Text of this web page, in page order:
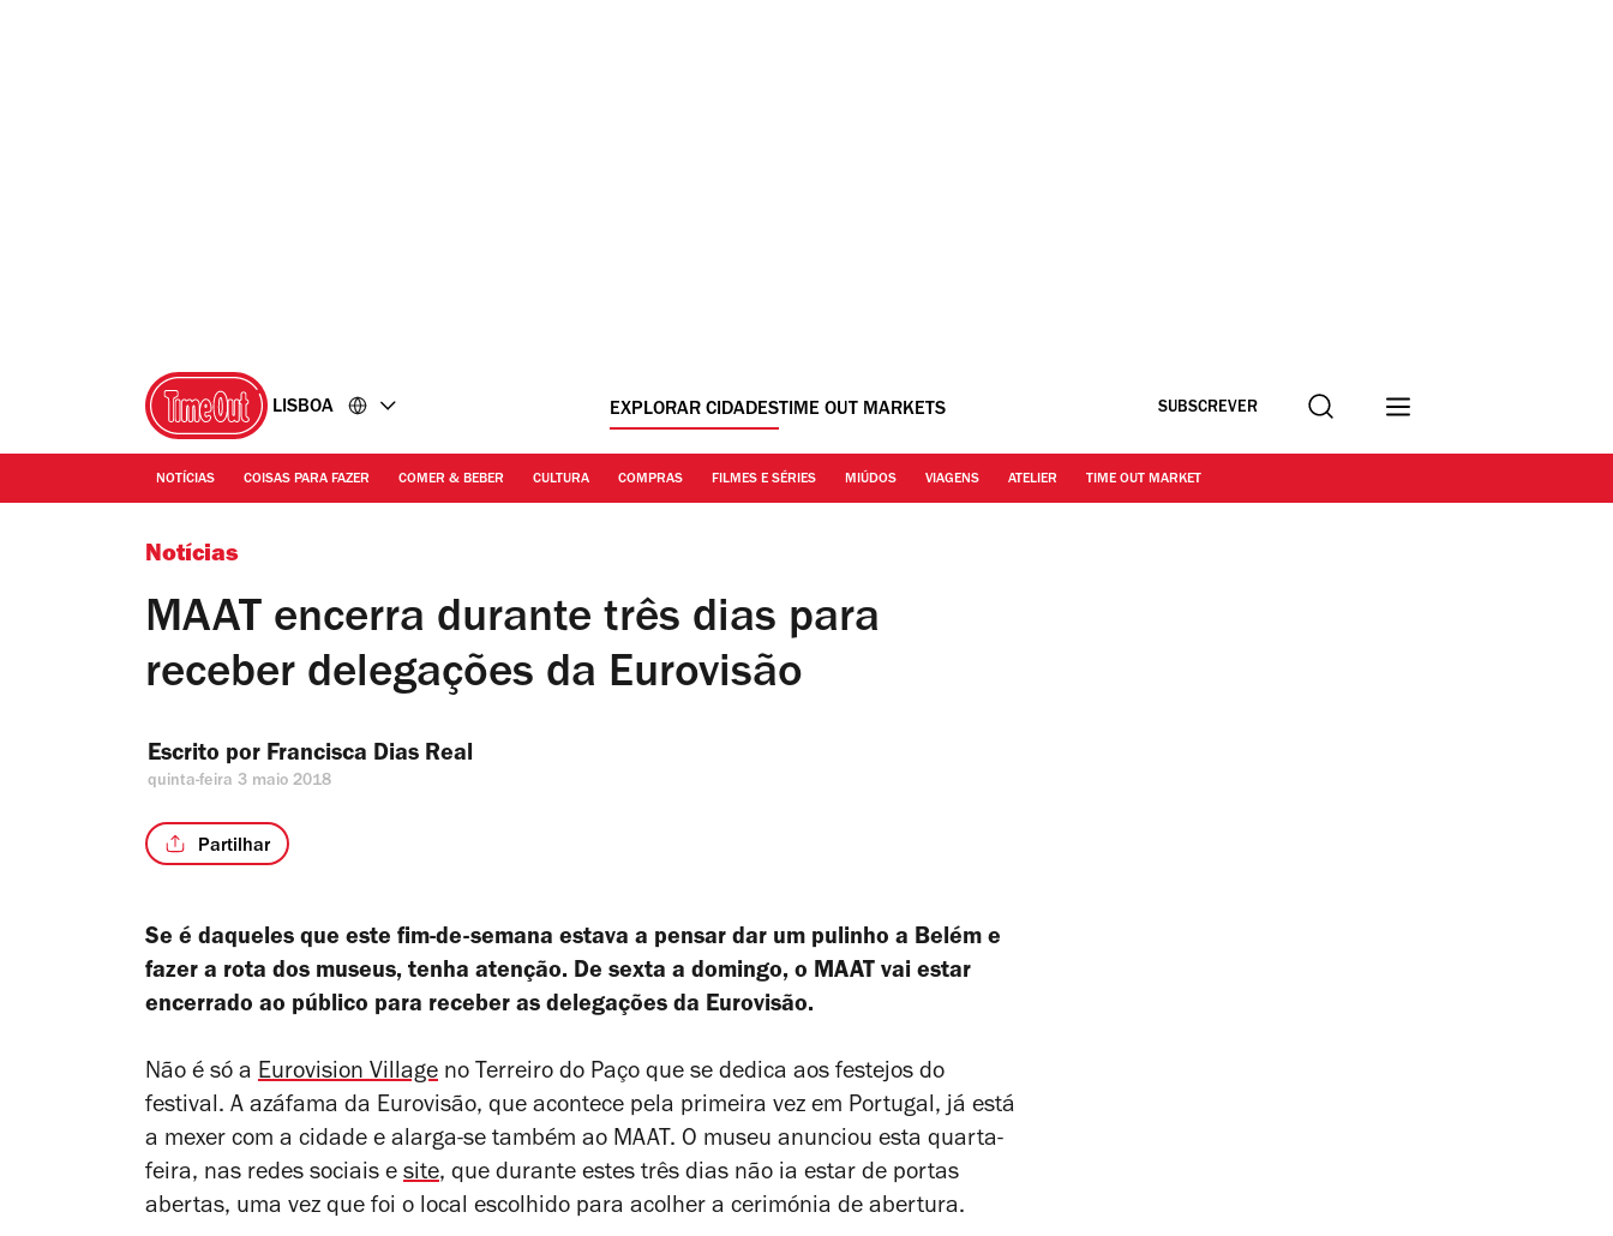
LISBOA EXPLORAR CIDADESTIME OUT MARKETS SUBSCREVER Procurar
NOTÍCIAS COISAS PARA FAZER COMER & BEBER CULTURA COMPRAS FILMES E SÉRIES MIÚDOS VIAGENS ATELIER TIME OUT MARKET
Notícias
MAAT encerra durante três dias para
receber delegações da Eurovisão
Escrito por Francisca Dias Real
quinta-feira 3 maio 2018
Partilhar
Se é daqueles que este fim-de-semana estava a pensar dar um pulinho a Belém e
fazer a rota dos museus, tenha atenção. De sexta a domingo, o MAAT vai estar
encerrado ao público para receber as delegações da Eurovisão.
Não é só a Eurovision Village no Terreiro do Paço que se dedica aos festejos do
festival. A azáfama da Eurovisão, que acontece pela primeira vez em Portugal, já está
a mexer com a cidade e alarga-se também ao MAAT. O museu anunciou esta quarta-
feira, nas redes sociais e site, que durante estes três dias não ia estar de portas
abertas, uma vez que foi o local escolhido para acolher a cerimónia de abertura.